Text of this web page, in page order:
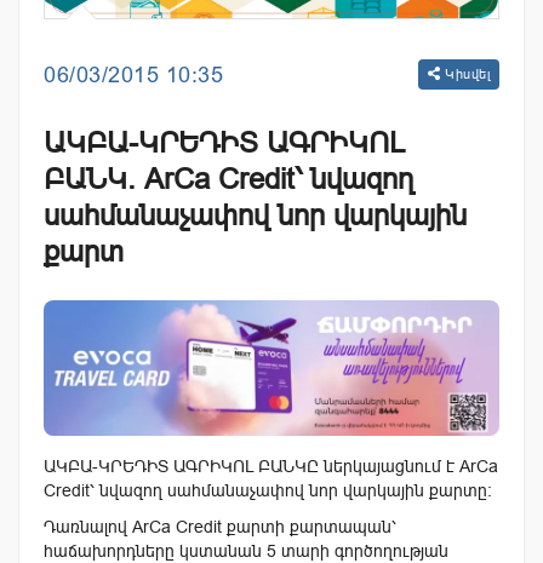
06/03/2015 10:35 Կիսվել
ԱԿԲԱ-ԿՐԵԴԻՏ ԱԳՐԻԿՈԼ
ԲԱՆԿ. ArCa Credit՝ նվազող
սահմանաչափով նոր վարկային
քարտ
ԱԿԲԱ-ԿՐԵԴԻՏ ԱԳՐԻԿՈԼ ԲԱՆԿԸ ներկայացնում է ArCa
Credit՝ նվազող սահմանաչափով նոր վարկային քարտը:
Դառնալով ArCa Credit քարտի քարտապան՝
հաճախորդները կստանան 5 տարի գործողության